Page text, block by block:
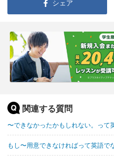
シェア
関連する質問
〜できなかったかもしれない。って
もし〜用意できなければって英語で